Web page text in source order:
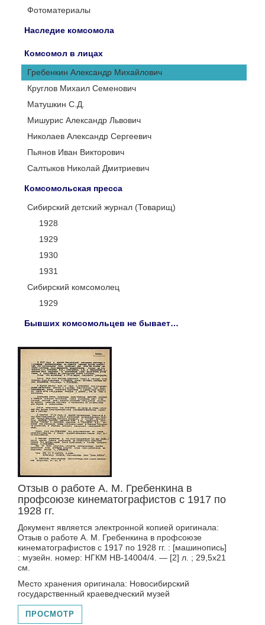
Фотоматериалы
Наследие комсомола
Комсомол в лицах
Гребенкин Александр Михайлович
Круглов Михаил Семенович
Матушкин С.Д.
Мишурис Александр Львович
Николаев Александр Сергеевич
Пьянов Иван Викторович
Салтыков Николай Дмитриевич
Комсомольская пресса
Сибирский детский журнал (Товарищ)
1928
1929
1930
1931
Сибирский комсомолец
1929
Бывших комсомольцев не бывает…
Отзыв о работе А. М. Гребенкина в
профсоюзе кинематографистов с 1917 по
1928 гг.
Документ является электронной копией оригинала:
Отзыв о работе А. М. Гребенкина в профсоюзе
кинематографистов с 1917 по 1928 гг. : [машинопись]
: музейн. номер: НГКМ НВ-14004/4. — [2] л. ; 29,5х21
см.
Место хранения оригинала: Новосибирский
государственный краеведческий музей
ПРОСМОТР